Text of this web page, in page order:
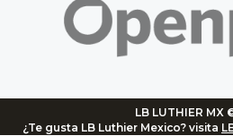
LB LUTHIER MX
¿Te gusta LB Luthier Mexico? visita